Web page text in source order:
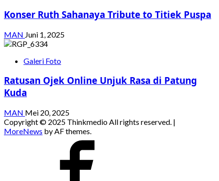
Konser Ruth Sahanaya Tribute to Titiek Puspa
MAN Juni 1, 2025
Galeri Foto
Ratusan Ojek Online Unjuk Rasa di Patung
Kuda
MAN Mei 20, 2025
Copyright © 2025 Thinkmedio All rights reserved. |
MoreNews by AF themes.